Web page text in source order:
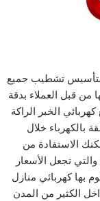
بتأسيس تشطيب جميع
من قبل العملاء بدقة
الخبر الراكة
بالكهرباء خلال
الاستفادة من
تجعل الأسعار
بها كهربائي منازل
الكثير من المدن